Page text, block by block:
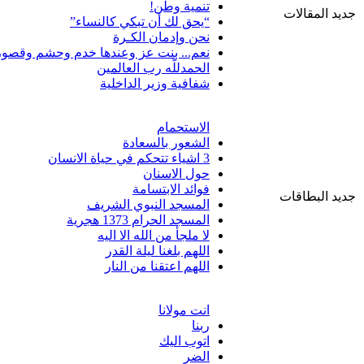
جديد المقالات
تنمية وطن!
“يحق لك أن تبكي كالنساء”
نحن وإدمان الكـرة
نعم... بنت عز وعندها خدم وحشم
الحمدللّه رب العالمين
شفافية وزير الداخلية
جديد البطاقات
الاستحمام
الشعور بالسعادة
3 اشياء تتحكم في حياة الانسان
حول الاسنان
فوائد الابتسامة
المسجد النبوي الشريف
المسجد الحرام 1373 هجرية
لا ملجأ من الله الا اليه
اللهم بلغنا ليلة القدر
اللهم اعتقنا من النار
انت مولانا
ربنا
اتوب اليك
الضر